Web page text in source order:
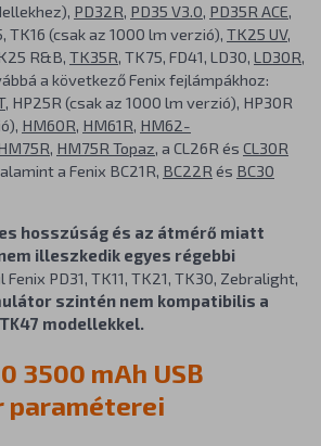
PD32R, PD35 V3.0, PD35R ACE,
TK16 (csak az 1000 lm verzió), TK25 UV,
R&B, TK35R, TK75, FD41, LD30, LD30R,
a következő Fenix fejlámpákhoz:
, HP25R (csak az 1000 lm verzió), HP30R
HM60R, HM61R, HM62-
, HM75R Topaz, a CL26R és CL30R
a Fenix BC21R, BC22R és BC30
hosszúság és az átmérő miatt
illeszkedik egyes régebbi
Fenix PD31, TK11, TK21, TK30, Zebralight,
szintén nem kompatibilis a
TK47 modellekkel.
3500 mAh USB
paraméterei